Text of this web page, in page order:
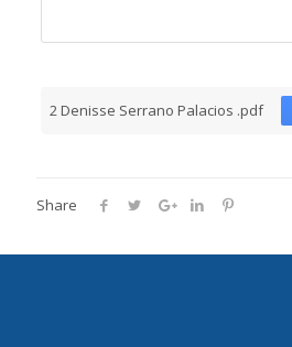
2 Denisse Serrano Palacios .pdf
Share